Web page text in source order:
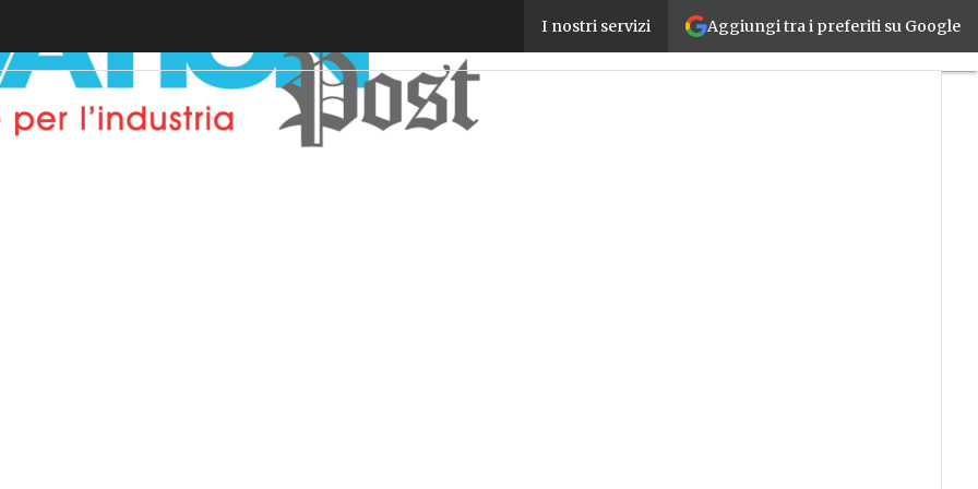
Aggiungi tra i preferiti su Google
I nostri servizi
Mindsphere e gli altri, le digital innovations di